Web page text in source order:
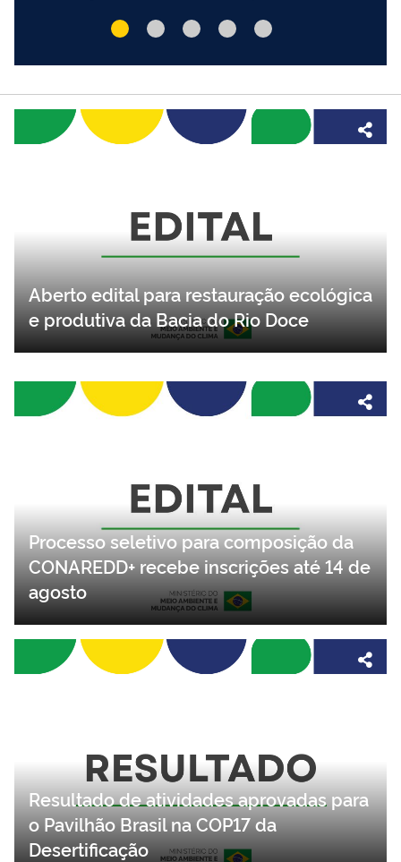
Aberto edital para restauração ecológica
e produtiva da Bacia do Rio Doce
Processo seletivo para composição da
CONAREDD+ recebe inscrições até 14 de
agosto
Resultado de atividades aprovadas para
o Pavilhão Brasil na COP17 da
Desertificação